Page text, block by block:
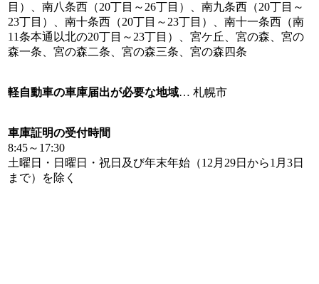
目）、南八条西（20丁目～26丁目）、南九条西（20丁目～
23丁目）、南十条西（20丁目～23丁目）、南十一条西（南
11条本通以北の20丁目～23丁目）、宮ケ丘、宮の森、宮の
森一条、宮の森二条、宮の森三条、宮の森四条
軽自動車の車庫届出が必要な地域… 札幌市
車庫証明の受付時間
8:45～17:30
土曜日・日曜日・祝日及び年末年始（12月29日から1月3日
まで）を除く